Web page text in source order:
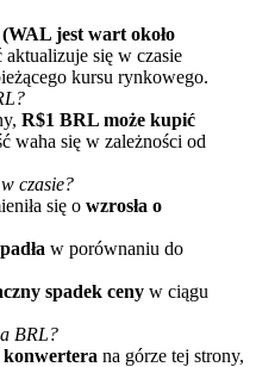
nagrody pieniężne
jest wart około
aktualizuje się w czasie
kursu rynkowego.
R$1 BRL może kupić
waha się w zależności od
czasie?
się o wzrosła o
w porównaniu do
spadek ceny w ciągu
BRL?
na górze tej strony,